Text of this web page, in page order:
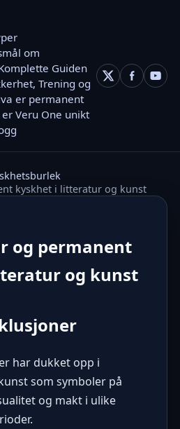
om
Guiden
Trening og
er permanent
Veru One unikt
kyskhet i litteratur og kunst
og permanent
og kunst
har dukket opp i
som symboler på
og makt i ulike